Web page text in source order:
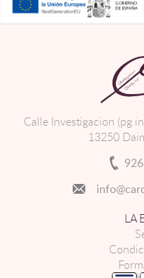
Calle Investigacion (pg
13250
LA